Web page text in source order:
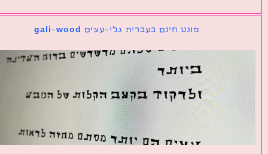
פונט חינם בעברית גלי-עצים gali-wood